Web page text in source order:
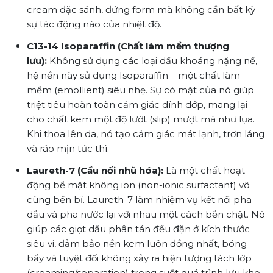
cream đặc sánh, đứng form mà không cần bất kỳ
sự tác động nào của nhiệt độ.
C13-14 Isoparaffin (Chất làm mềm thượng
lưu): Không sử dụng các loại dầu khoáng nặng nề,
hệ nền này sử dụng Isoparaffin – một chất làm
mềm (emollient) siêu nhẹ. Sự có mặt của nó giúp
triệt tiêu hoàn toàn cảm giác dính dớp, mang lại
cho chất kem một độ lướt (slip) mượt mà như lụa.
Khi thoa lên da, nó tạo cảm giác mát lạnh, trơn láng
và ráo mịn tức thì.
Laureth-7 (Cầu nối nhũ hóa): Là một chất hoạt
động bề mặt không ion (non-ionic surfactant) vô
cùng bền bỉ. Laureth-7 làm nhiệm vụ kết nối pha
dầu và pha nước lại với nhau một cách bền chặt. Nó
giúp các giọt dầu phân tán đều đặn ở kích thước
siêu vi, đảm bảo nền kem luôn đồng nhất, bóng
bẩy và tuyệt đối không xảy ra hiện tượng tách lớp